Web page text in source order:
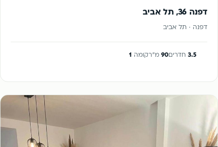
דפנה 36, תל אביב
דפנה · תל אביב
3.5 חדרים90 מ"רקומה 1